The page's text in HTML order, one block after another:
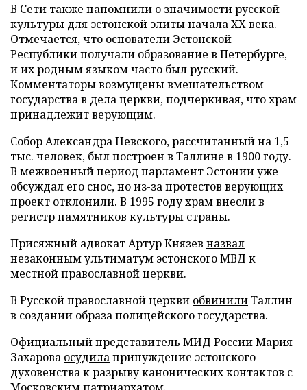
В Сети также напомнили о значимости русской
культуры для эстонской элиты начала XX века.
Отмечается, что основатели Эстонской
Республики получали образование в Петербурге,
и их родным языком часто был русский.
Комментаторы возмущены вмешательством
государства в дела церкви, подчеркивая, что храм
принадлежит верующим.
Собор Александра Невского, рассчитанный на 1,5
тыс. человек, был построен в Таллине в 1900 году.
В межвоенный период парламент Эстонии уже
обсуждал его снос, но из-за протестов верующих
проект отклонили. В 1995 году храм внесли в
регистр памятников культуры страны.
Присяжный адвокат Артур Князев назвал
незаконным ультиматум эстонского МВД к
местной православной церкви.
В Русской православной церкви обвинилиТаллин
в создании образа полицейского государства.
Официальный представитель МИД России Мария
Захарова осудилапринуждение эстонского
духовенства к разрыву канонических контактов с